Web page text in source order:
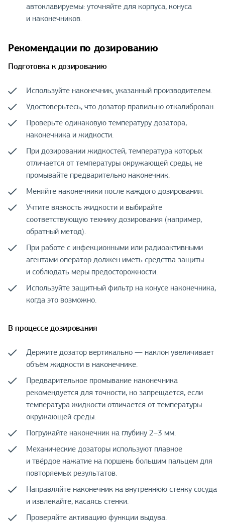
автоклавируемы: уточняйте для корпуса, конуса
и наконечников.
Рекомендации по дозированию
Подготовка к дозированию
Используйте наконечник, указанный производителем.
Удостоверьтесь, что дозатор правильно откалиброван.
Проверьте одинаковую температуру дозатора,
наконечника и жидкости.
При дозировании жидкостей, температура которых
отличается от температуры окружающей среды, не
промывайте предварительно наконечник.
Меняйте наконечники после каждого дозирования.
Учтите вязкость жидкости и выбирайте
соответствующую технику дозирования (например,
обратный метод).
При работе с инфекционными или радиоактивными
агентами оператор должен иметь средства защиты
и соблюдать меры предосторожности.
Используйте защитный фильтр на конусе наконечника,
когда это возможно.
В процессе дозирования
Держите дозатор вертикально — наклон увеличивает
объём жидкости в наконечнике.
Предварительное промывание наконечника
рекомендуется для точности, но запрещается, если
температура жидкости отличается от температуры
окружающей среды.
Погружайте наконечник на глубину 2–3 мм.
Механические дозаторы используют плавное
и твёрдое нажатие на поршень большим пальцем для
повторяемых результатов.
Направляйте наконечник на внутреннюю стенку сосуда
и извлекайте, касаясь стенки.
Проверяйте активацию функции выдува.